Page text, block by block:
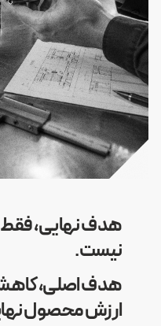
هدف نهایی، فقط
نیست.
هدف اصلی،
ارزش محصول